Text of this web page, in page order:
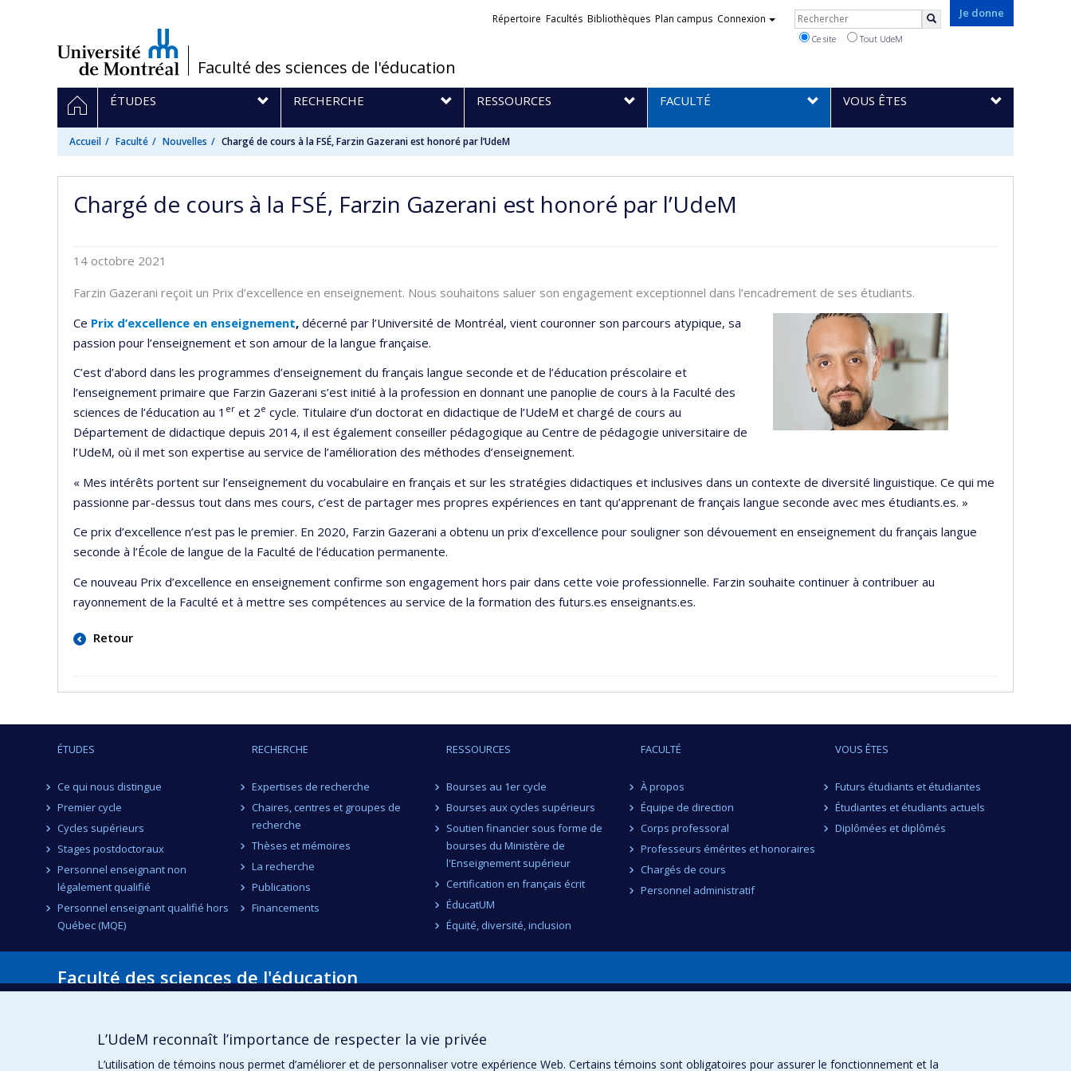
/Faculté des sciences de l'éducation
Je donne
Liens
Répertoire Facultés Bibliothèques Plan campus Connexion Rechercher
Ce site Tout UdeM
Navigation
principale
ACCUEIL
ÉTUDES RECHERCHE RESSOURCES FACULTÉ VOUS ÊTES
Accueil Faculté Nouvelles Chargé de cours à la FSÉ, Farzin Gazerani est honoré par l’UdeM
Chargé de cours à la FSÉ, Farzin Gazerani est honoré par l’UdeM
14 octobre 2021
Farzin Gazerani reçoit un Prix d’excellence en enseignement. Nous souhaitons saluer son engagement exceptionnel dans l’encadrement de ses étudiants.
Ce Prix d’excellence en enseignement, décerné par l’Université de Montréal, vient couronner son parcours atypique, sa
passion pour l’enseignement et son amour de la langue française.
C’est d’abord dans les programmes d’enseignement du français langue seconde et de l’éducation préscolaire et
l’enseignement primaire que Farzin Gazerani s’est initié à la profession en donnant une panoplie de cours à la Faculté des
sciences de l’éducation au 1 er et 2e cycle. Titulaire d’un doctorat en didactique de l’UdeM et chargé de cours au
Département de didactique depuis 2014, il est également conseiller pédagogique au Centre de pédagogie universitaire de
l’UdeM, où il met son expertise au service de l’amélioration des méthodes d’enseignement.
« Mes intérêts portent sur l’enseignement du vocabulaire en français et sur les stratégies didactiques et inclusives dans un contexte de diversité linguistique. Ce qui me
passionne par-dessus tout dans mes cours, c’est de partager mes propres expériences en tant qu’apprenant de français langue seconde avec mes étudiants.es. »
Ce prix d’excellence n’est pas le premier. En 2020, Farzin Gazerani a obtenu un prix d’excellence pour souligner son dévouement en enseignement du français langue
seconde à l’École de langue de la Faculté de l’éducation permanente.
Ce nouveau Prix d’excellence en enseignement confirme son engagement hors pair dans cette voie professionnelle. Farzin souhaite continuer à contribuer au
rayonnement de la Faculté et à mettre ses compétences au service de la formation des futurs.es enseignants.es.
Retour
ÉTUDES
Ce qui nous distingue
Premier cycle
Cycles supérieurs
Stages postdoctoraux
Personnel enseignant non
légalement qualifié
Personnel enseignant qualifié hors
Québec (MQE)
RECHERCHE
Expertises de recherche
Chaires, centres et groupes de
recherche
Thèses et mémoires
La recherche
Publications
Financements
RESSOURCES
Bourses au 1er cycle
Bourses aux cycles supérieurs
Soutien financier sous forme de
bourses du Ministère de
l'Enseignement supérieur
Certification en français écrit
ÉducatUM
Équité, diversité, inclusion
FACULTÉ
À propos
Équipe de direction
Corps professoral
Professeurs émérites et honoraires
Chargés de cours
Personnel administratif
VOUS ÊTES
Futurs étudiants et étudiantes
Étudiantes et étudiants actuels
Diplômées et diplômés
Faculté des sciences de l'éducation
Montréal (Québec) H2V 2S9
L’UdeM reconnaît l’importance de respecter la vie privée
L’utilisation de témoins nous permet d’améliorer et de personnaliser votre expérience Web. Certains témoins sont obligatoires pour assurer le fonctionnement et la